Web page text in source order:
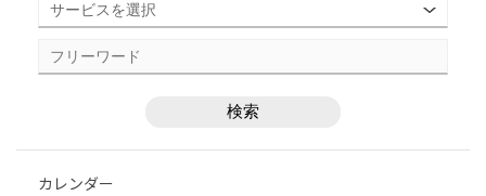
カレンダー